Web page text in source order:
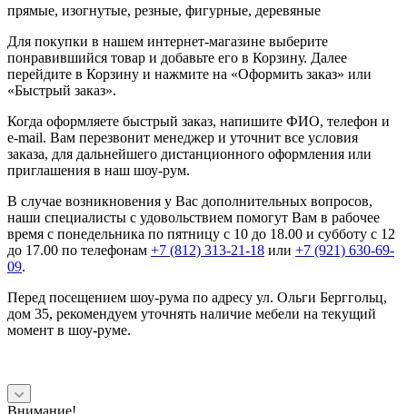
прямые, изогнутые, резные, фигурные, деревяные
Для покупки в нашем интернет-магазине выберите
понравившийся товар и добавьте его в Корзину. Далее
перейдите в Корзину и нажмите на «Оформить заказ» или
«Быстрый заказ».
Когда оформляете быстрый заказ, напишите ФИО, телефон и
e-mail. Вам перезвонит менеджер и уточнит все условия
заказа, для дальнейшего дистанционного оформления или
приглашения в наш шоу-рум.
В случае возникновения у Вас дополнительных вопросов,
наши специалисты с удовольствием помогут Вам в рабочее
время с понедельника по пятницу с 10 до 18.00 и субботу с 12
до 17.00 по телефонам +7 (812) 313-21-18 или +7 (921) 630-69-
09.
Перед посещением шоу-рума по адресу ул. Ольги Берггольц,
дом 35, рекомендуем уточнять наличие мебели на текущий
момент в шоу-руме.
Внимание!